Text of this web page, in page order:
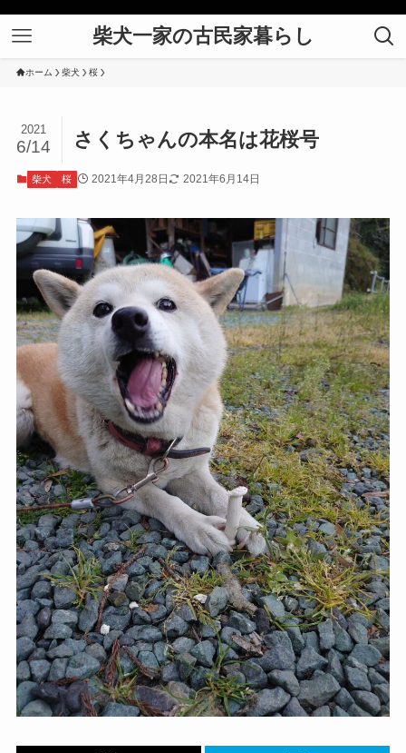
柴犬一家の古民家暮らし
ホーム 柴犬 桜
さくちゃんの本名は花桜号
2021
6/14
柴犬 桜 2021年4月28日 2021年6月14日